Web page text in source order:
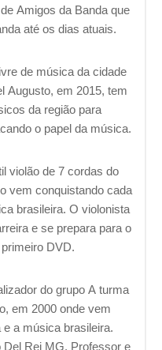
Amigos da Banda que
até os dias atuais.
de música da cidade
Augusto, em 2015, tem
da região para
o papel da música.
violão de 7 cordas do
vem conquistando cada
brasileira. O violonista
e se prepara para o
DVD.
do grupo A turma
em 2000 onde vem
a música brasileira.
Rei MG. Professor e